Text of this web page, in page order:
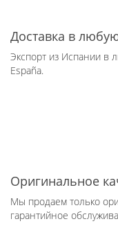
Доставка в
Экспорт из Испании в
España.
Оригинальное
Мы продаем только
гарантийное